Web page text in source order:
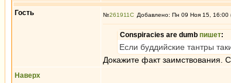
Гость №261911 Добавлено: Пн 09 Ноя 15, 16:00
Conspiracies are dumb пишет:
Если буддийские тантры
Докажите факт заимствования.
Наверх